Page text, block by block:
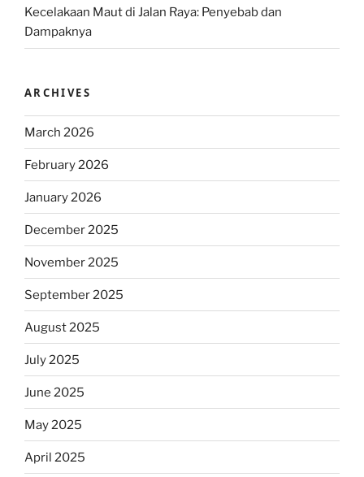
Kecelakaan Maut di Jalan Raya: Penyebab dan
Dampaknya
ARCHIVES
March 2026
February 2026
January 2026
December 2025
November 2025
September 2025
August 2025
July 2025
June 2025
May 2025
April 2025